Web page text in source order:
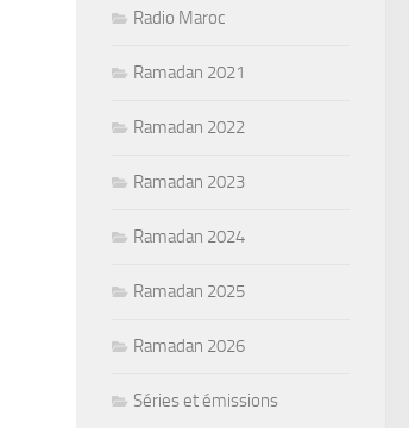
Radio Maroc
Ramadan 2021
Ramadan 2022
Ramadan 2023
Ramadan 2024
Ramadan 2025
Ramadan 2026
Séries et émissions